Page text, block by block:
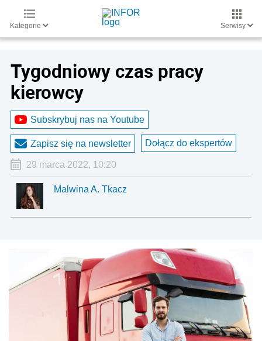
Kategorie Serwisy
Tygodniowy czas pracy
kierowcy
Subskrybuj nas na Youtube
Zapisz się na newsletter Dołącz do ekspertów
29 marca 2022, 10:20
Malwina A. Tkacz